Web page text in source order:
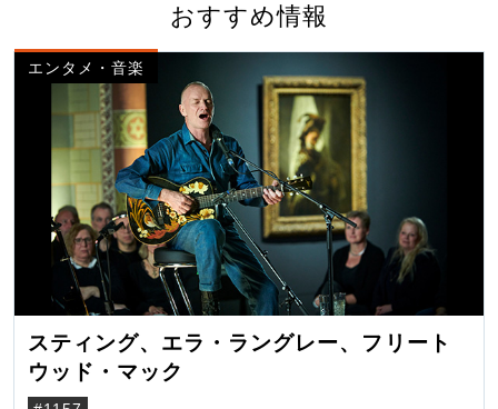
おすすめ情報
エンタメ・音楽
スティング、エラ・ラングレー、フリート
ウッド・マック